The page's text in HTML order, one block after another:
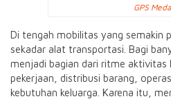
GPS
Di tengah mobilitas yang semakin
sekadar alat transportasi. Bagi
menjadi bagian dari ritme aktivitas
pekerjaan, distribusi barang,
kebutuhan keluarga. Karena itu,